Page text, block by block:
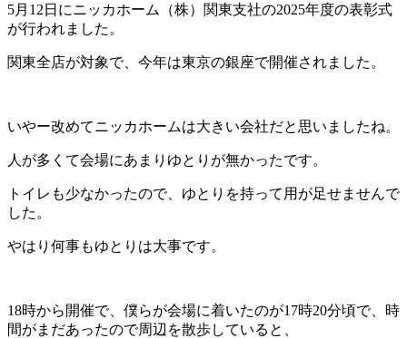
5月12日にニッカホーム（株）関東支社の2025年度の表彰式
が行われました。
関東全店が対象で、今年は東京の銀座で開催されました。
いやー改めてニッカホームは大きい会社だと思いましたね。
人が多くて会場にあまりゆとりが無かったです。
トイレも少なかったので、ゆとりを持って用が足せませんで
した。
やはり何事もゆとりは大事です。
18時から開催で、僕らが会場に着いたのが17時20分頃で、時
間がまだあったので周辺を散歩していると、